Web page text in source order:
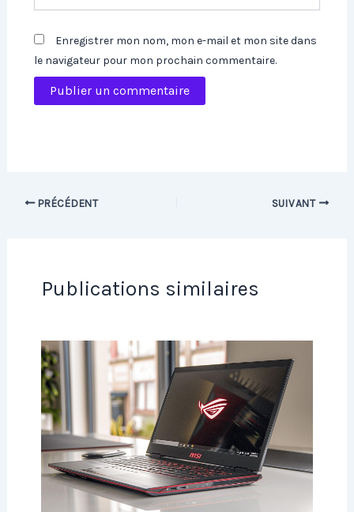
Enregistrer mon nom, mon e-mail et mon site dans
le navigateur pour mon prochain commentaire.
PRÉCÉDENT SUIVANT
Publications similaires